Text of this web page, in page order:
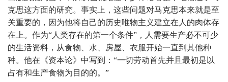
克思这方面的研究。事实上，这些问题对马克思本来就是至
关重要的，因为他将自己的历史唯物主义建立在人的肉体存
在上。作为“人类存在的第一个条件”，人需要生产必不可少
的生活资料，从食物、水、房屋、衣服开始一直到其他种
种。他在《资本论》中写到：“一切劳动首先并且最初是以
占有和生产食物为目的的。”